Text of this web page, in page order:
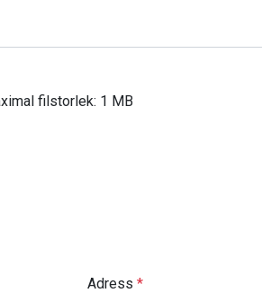
filstorlek: 1 MB
Adress *